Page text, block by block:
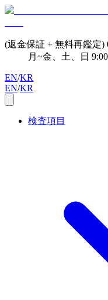
(返金保証 + 無料再鑑定)
月~金、土、日
EN/KR
EN/KR
検査項目